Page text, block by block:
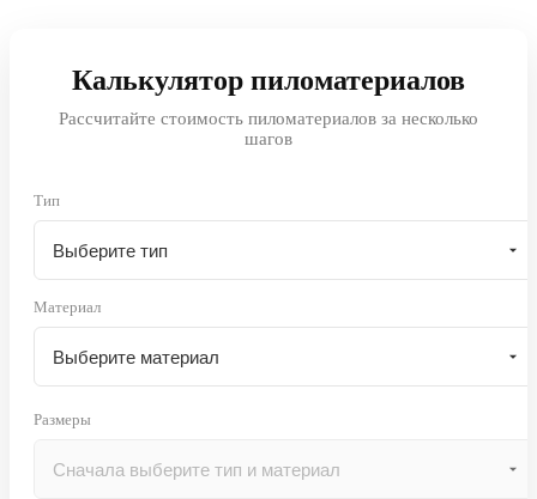
Калькулятор пиломатериалов
Рассчитайте стоимость пиломатериалов за несколько
шагов
Тип
Материал
Размеры